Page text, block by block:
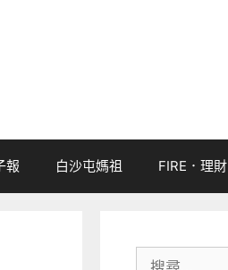
報 白沙屯媽祖 FIRE．理財